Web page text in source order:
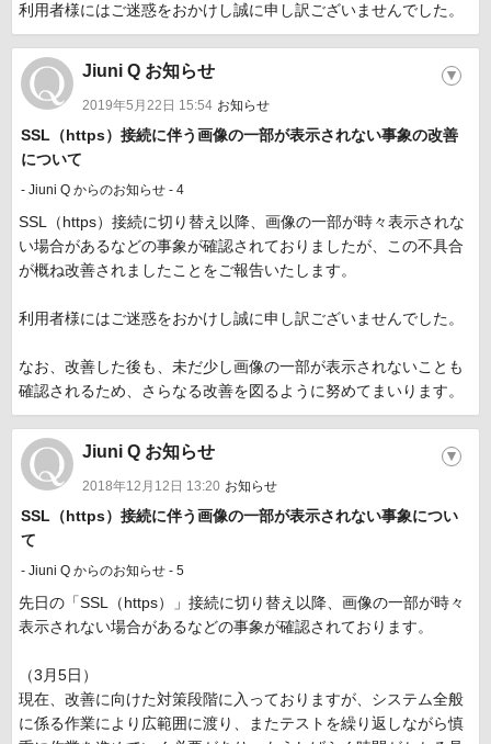
​利用者様にはご迷惑をおかけし誠に申し訳ございませんでした。
Jiuni Q お知らせ
2019年5月22日 15:54 お知らせ
▼
​SSL（https）接続に伴う画像の一部が表示されない事象の改善
について
- Jiuni Q からのお知らせ - 4
SSL（https）接続に切り替え以降、画像の一部が時々表示されな
い場合があるなどの事象が確認されておりましたが、この不具合
が概ね改善されましたことをご報告いたします。
利用者様にはご迷惑をおかけし誠に申し訳ございませんでした。
なお、改善した後も、未だ少し画像の一部が表示されないことも
確認されるため、さらなる改善を図るように努めてまいります。
Jiuni Q お知らせ
2018年12月12日 13:20 お知らせ
▼
​SSL（https）接続に伴う画像の一部が表示されない事象につい
て
- Jiuni Q からのお知らせ - 5
先日の「SSL（https）」接続に切り替え以降、画像の一部が時々
表示されない場合があるなどの事象が確認されております。
（3月5日）
現在、改善に向けた対策段階に入っておりますが、システム全般
に係る作業により広範囲に渡り、またテストを繰り返しながら慎